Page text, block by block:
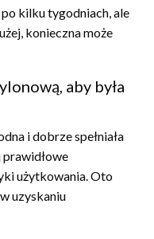
kilku tygodniach, ale
konieczna może
aby była
i dobrze spełniała
użytkowania. Oto
uzyskaniu